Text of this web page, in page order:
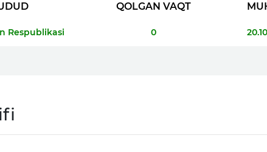
Respublikasi
QOLGAN VAQT
0